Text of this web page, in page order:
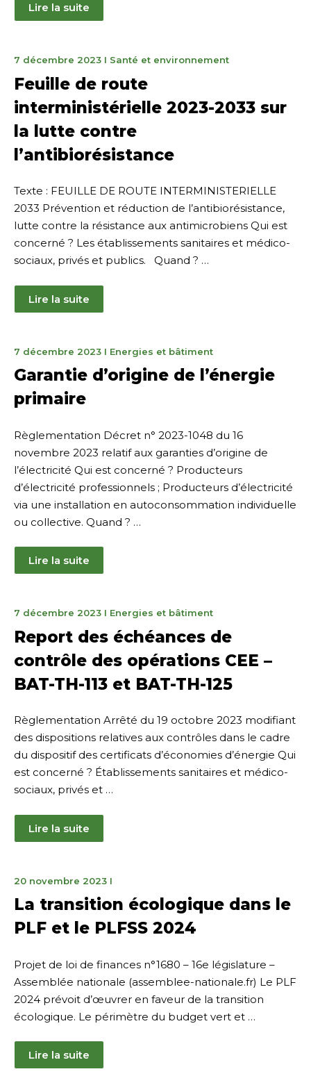
Lire la suite
7 décembre 20238
2023
I Santé et environnement
Feuille de route
interministérielle 2023-2033 sur
la lutte contre
l’antibiorésistance
Texte : FEUILLE DE ROUTE INTERMINISTERIELLE
2033 Prévention et réduction de l’antibiorésistance,
lutte contre la résistance aux antimicrobiens Qui est
concerné ? Les établissements sanitaires et médico-
sociaux, privés et publics. Quand ? …
Lire la suite
7 décembre 20237
décembre
2023
I Energies et bâtiment
Garantie d’origine de l’énergie
primaire
Règlementation Décret n° 2023-1048 du 16
novembre 2023 relatif aux garanties d’origine de
l’électricité Qui est concerné ? Producteurs
d’électricité professionnels ; Producteurs d’électricité
via une installation en autoconsommation individuelle
ou collective. Quand ? …
Lire la suite
7 décembre 20237
2023
I Energies et bâtiment
Report des échéances de
contrôle des opérations CEE –
BAT-TH-113 et BAT-TH-125
Règlementation Arrêté du 19 octobre 2023 modifiant
des dispositions relatives aux contrôles dans le cadre
du dispositif des certificats d’économies d’énergie Qui
est concerné ? Établissements sanitaires et médico-
sociaux, privés et …
Lire la suite
20 novembre 202320
novembre
2023
I
La transition écologique dans le
PLF et le PLFSS 2024
Projet de loi de finances n°1680 – 16e législature –
Assemblée nationale (assemblee-nationale.fr) Le PLF
2024 prévoit d’œuvrer en faveur de la transition
écologique. Le périmètre du budget vert et …
Lire la suite